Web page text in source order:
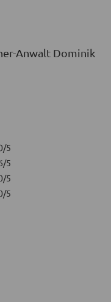
Anwalt Dominik
5
5
5
5